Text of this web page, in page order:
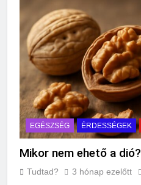
EGÉSZSÉG ÉRDESSÉGEK
Mikor nem ehető a dió?
Tudtad? 3 hónap ezelőtt